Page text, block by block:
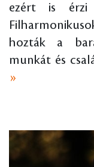
ezért is
hozták a
munkát és
»